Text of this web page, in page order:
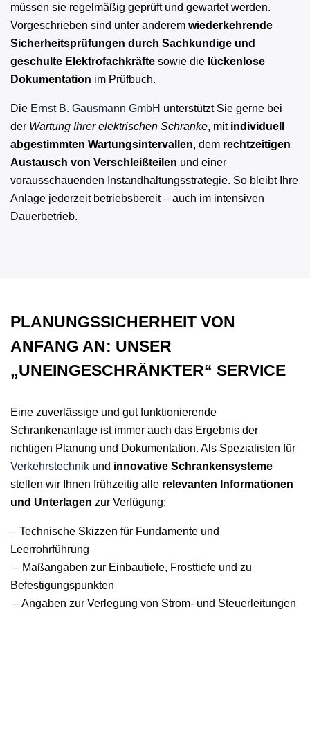
müssen sie regelmäßig geprüft und gewartet werden.
Vorgeschrieben sind unter anderem wiederkehrende
Sicherheitsprüfungen durch Sachkundige und
geschulte Elektrofachkräfte sowie die lückenlose
Dokumentation im Prüfbuch.
Die Ernst B. Gausmann GmbH unterstützt Sie gerne bei
der Wartung Ihrer elektrischen Schranke, mit individuell
abgestimmten Wartungsintervallen, dem rechtzeitigen
Austausch von Verschleißteilen und einer
vorausschauenden Instandhaltungsstrategie. So bleibt Ihre
Anlage jederzeit betriebsbereit – auch im intensiven
Dauerbetrieb.
PLANUNGSSICHERHEIT VON
ANFANG AN: UNSER
„UNEINGESCHRÄNKTER“ SERVICE
Eine zuverlässige und gut funktionierende
Schrankenanlage ist immer auch das Ergebnis der
richtigen Planung und Dokumentation. Als Spezialisten für
Verkehrstechnik und innovative Schrankensysteme
stellen wir Ihnen frühzeitig alle relevanten Informationen
und Unterlagen zur Verfügung:
– Technische Skizzen für Fundamente und
Leerrohrführung
– Maßangaben zur Einbautiefe, Frosttiefe und zu
Befestigungspunkten
– Angaben zur Verlegung von Strom- und Steuerleitungen